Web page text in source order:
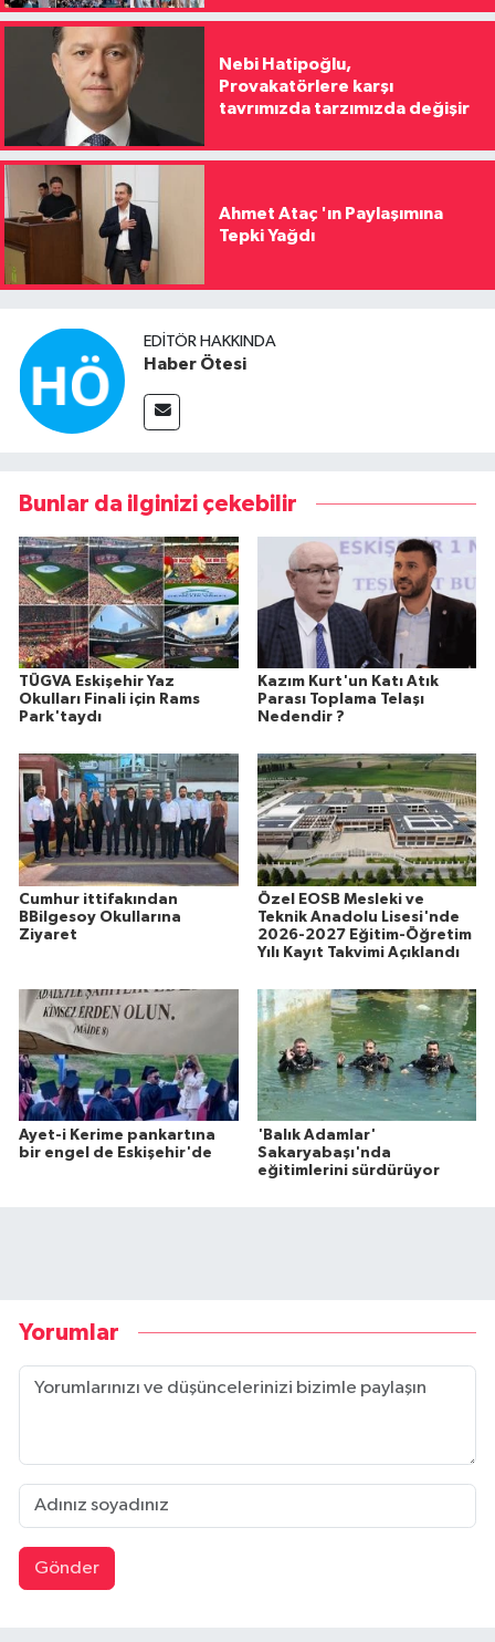
Nebi Hatipoğlu,
Provakatörlere karşı
tavrımızda tarzımızda değişir
Ahmet Ataç 'ın Paylaşımına
Tepki Yağdı
EDITÖR HAKKINDA
Haber Ötesi
Bunlar da ilginizi çekebilir
TÜGVA Eskişehir Yaz
Okulları Finali için Rams
Park'taydı
Kazım Kurt'un Katı Atık
Parası Toplama Telaşı
Nedendir ?
Cumhur ittifakından
BBilgesoy Okullarına
Ziyaret
Özel EOSB Mesleki ve
Teknik Anadolu Lisesi'nde
2026-2027 Eğitim-Öğretim
Yılı Kayıt Takvimi Açıklandı
Ayet-i Kerime pankartına
bir engel de Eskişehir'de
'Balık Adamlar'
Sakaryabaşı'nda
eğitimlerini sürdürüyor
Yorumlar
Gönder